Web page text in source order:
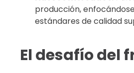
producción,
estándares de calidad
El desafío del